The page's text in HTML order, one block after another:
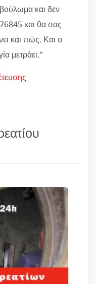
και δεν
και θα σας
και πώς. Και ο
μετράει."